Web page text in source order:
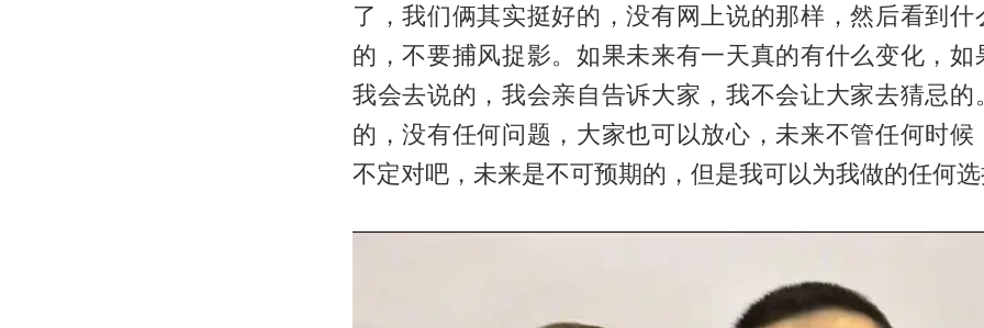
了，我们俩其实挺好的，没有网上说的那样，然后看到什
的，不要捕风捉影。如果未来有一天真的有什么变化，如
我会去说的，我会亲自告诉大家，我不会让大家去猜忌的
的，没有任何问题，大家也可以放心，未来不管任何时候
不定对吧，未来是不可预期的，但是我可以为我做的任何